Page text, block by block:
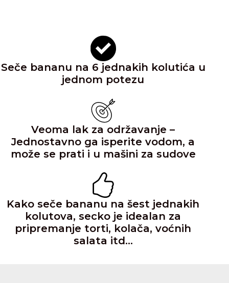
Seče bananu na 6 jednakih kolutića u
jednom potezu
Veoma lak za održavanje –
Jednostavno ga isperite vodom, a
može se prati i u mašini za sudove
Kako seče bananu na šest jednakih
kolutova, secko je idealan za
pripremanje torti, kolača, voćnih
salata itd…